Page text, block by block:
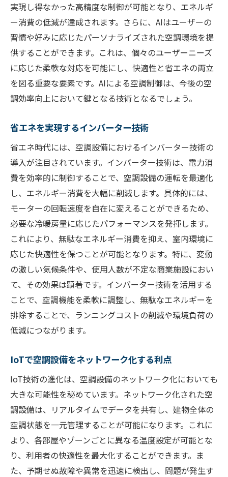
実現し得なかった高精度な制御が可能となり、エネルギ
ー消費の低減が達成されます。さらに、AIはユーザーの
習慣や好みに応じたパーソナライズされた空調環境を提
供することができます。これは、個々のユーザーニーズ
に応じた柔軟な対応を可能にし、快適性と省エネの両立
を図る重要な要素です。AIによる空調制御は、今後の空
調効率向上において鍵となる技術となるでしょう。
省エネを実現するインバーター技術
省エネ時代には、空調設備におけるインバーター技術の
導入が注目されています。インバーター技術は、電力消
費を効率的に制御することで、空調設備の運転を最適化
し、エネルギー消費を大幅に削減します。具体的には、
モーターの回転速度を自在に変えることができるため、
必要な冷暖房量に応じたパフォーマンスを発揮します。
これにより、無駄なエネルギー消費を抑え、室内環境に
応じた快適性を保つことが可能となります。特に、変動
の激しい気候条件や、使用人数が不定な商業施設におい
て、その効果は顕著です。インバーター技術を活用する
ことで、空調機能を柔軟に調整し、無駄なエネルギーを
排除することで、ランニングコストの削減や環境負荷の
低減につながります。
IoTで空調設備をネットワーク化する利点
IoT技術の進化は、空調設備のネットワーク化においても
大きな可能性を秘めています。ネットワーク化された空
調設備は、リアルタイムでデータを共有し、建物全体の
空調状態を一元管理することが可能になります。これに
より、各部屋やゾーンごとに異なる温度設定が可能とな
り、利用者の快適性を最大化することができます。ま
た、予期せぬ故障や異常を迅速に検出し、問題が発生す